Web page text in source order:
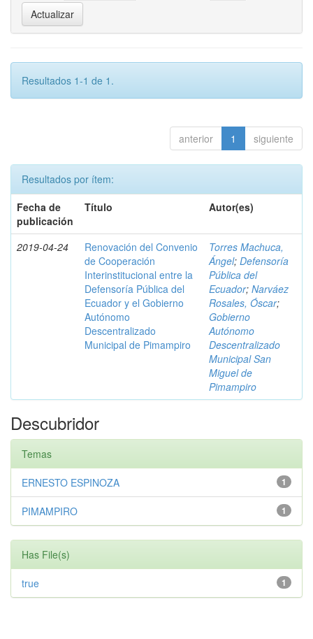
Resultados 1-1 de 1.
anterior 1 siguiente
Resultados por ítem:
Fecha de
publicación
Título Autor(es)
2019-04-24
Renovación del Convenio
de Cooperación
Interinstitucional entre la
Defensoría Pública del
Ecuador y el Gobierno
Autónomo
Descentralizado
Municipal de Pimampiro
Torres Machuca,
Ángel; Defensoría
Pública del
Ecuador; Narváez
Rosales, Óscar;
Gobierno
Autónomo
Descentralizado
Municipal San
Miguel de
Pimampiro
Descubridor
Temas
1
ERNESTO ESPINOZA
1
PIMAMPIRO
Has File(s)
1
true